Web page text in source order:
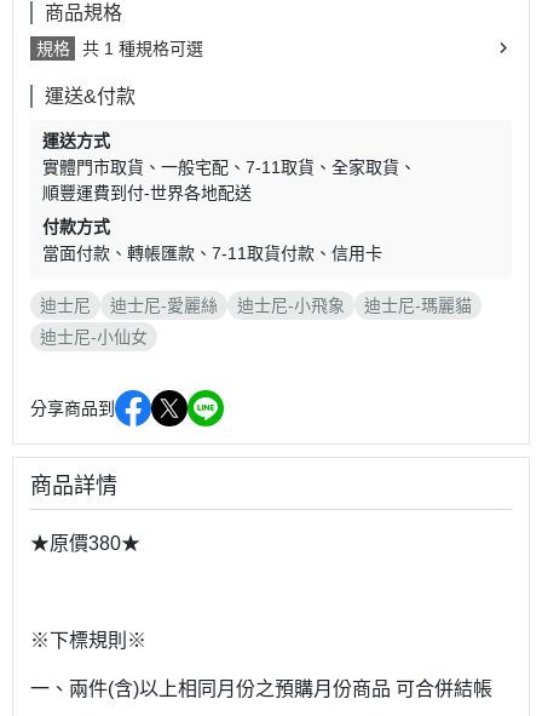
商品規格
規格 共 1 種規格可選
運送&付款
運送方式
實體門市取貨
一般宅配 7-11取貨
全家取貨
順豐運費到付-世界各地配送
付款方式
當面付款
轉帳匯款 7-11取貨付款 信用卡
迪士尼 迪士尼-愛麗絲 迪士尼-小飛象
迪士尼-瑪麗貓
迪士尼-小仙女
分享商品到
商品詳情
★原價380★
※下標規則※
一、兩件(含)以上相同月份之預購月份商品 可合併結帳